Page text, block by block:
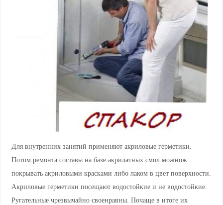
Для внутренних занятий применяют акриловые герметики.
Потом ремонта составы на базе акрилатных смол можнож
покрывать акриловыми красками либо лаком в цвет поверхности.
Акриловые герметики посещают водостойкие и не водостойкие.
Ругательные чрезвычайно своенравны. Почаще в итоге их